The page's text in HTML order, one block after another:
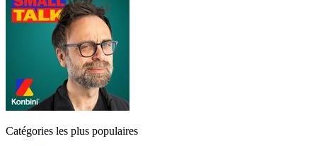
Catégories les plus populaires